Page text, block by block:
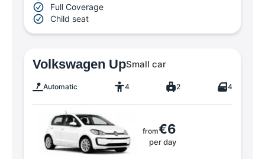
Full Coverage
Child seat
Volkswagen UpSmall car
Automatic 4 2 4
from€6
per day